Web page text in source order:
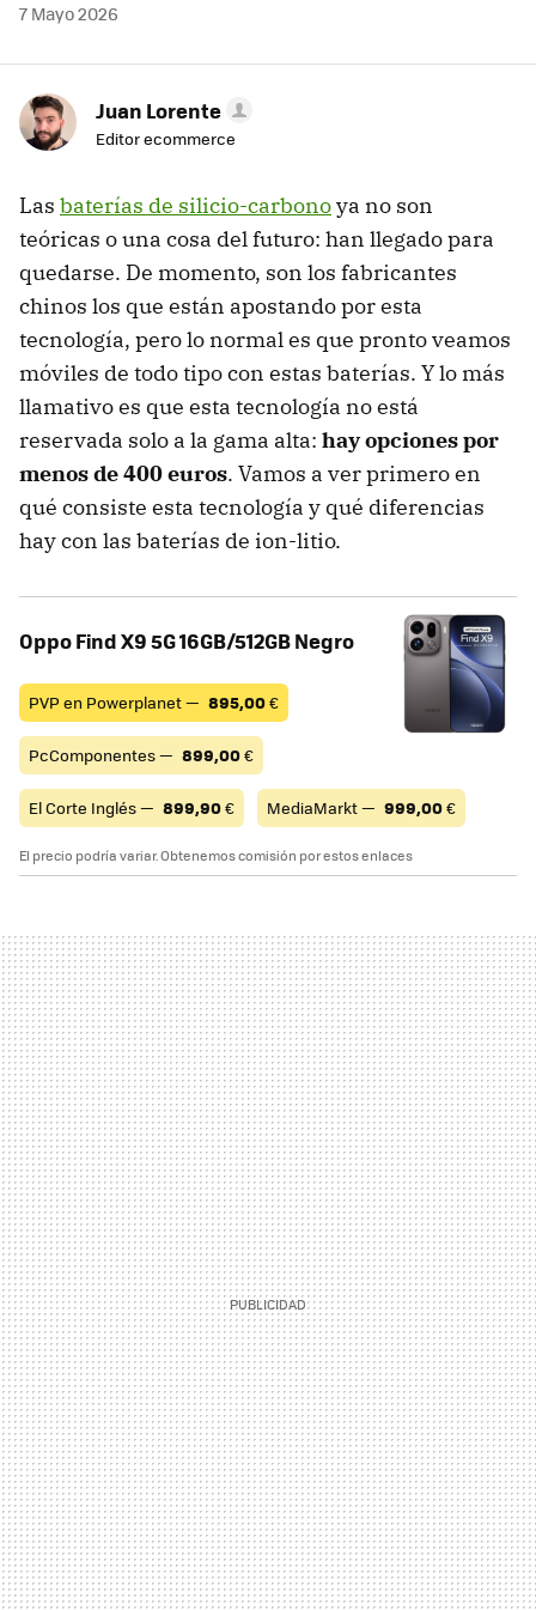
7 Mayo 2026
Juan Lorente
Editor ecommerce
Las baterías de silicio-carbonoya no son
teóricas o una cosa del futuro: han llegado para
quedarse. De momento, son los fabricantes
chinos los que están apostando por esta
tecnología, pero lo normal es que pronto veamos
móviles de todo tipo con estas baterías. Y lo más
llamativo es que esta tecnología no está
reservada solo a la gama alta: hay opciones por
menos de 400 euros. Vamos a ver primero en
qué consiste esta tecnología y qué diferencias
hay con las baterías de ion-litio.
Oppo Find X9 5G 16GB/512GB Negro
PVP en Powerplanet — 895,00€
PcComponentes — 899,00€
El Corte Inglés — 899,90€ MediaMarkt — 999,00€
El precio podría variar. Obtenemos comisión por estos enlaces